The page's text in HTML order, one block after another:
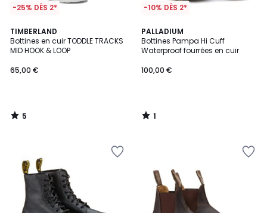
-25% DÈS 2*
TIMBERLAND
Bottines en cuir TODDLE TRACKS
MID HOOK & LOOP
65,00 €
5
/
5
5
/
-10% DÈS 2*
PALLADIUM
Bottines Pampa Hi Cuff
Waterproof fourrées en cuir
100,00 €
1
/
5
1
/